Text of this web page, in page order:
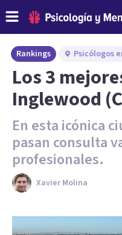
Rankings Psicólogos
Los 3
Inglewood
En esta icónica
pasan consulta
profesionales.
Xavier Molina